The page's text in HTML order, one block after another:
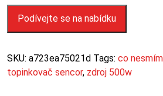
Podívejte se na nabídku
SKU: a723ea75021d Tags: co
topinkovač sencor, zdroj 500w